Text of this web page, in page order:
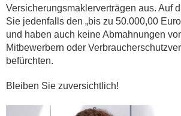
Versicherungsmaklerverträgen aus. Auf
Sie jedenfalls den „bis zu 50.000,00
und haben auch keine Abmahnungen
Mitbewerbern oder
befürchten.
Bleiben Sie zuversichtlich!